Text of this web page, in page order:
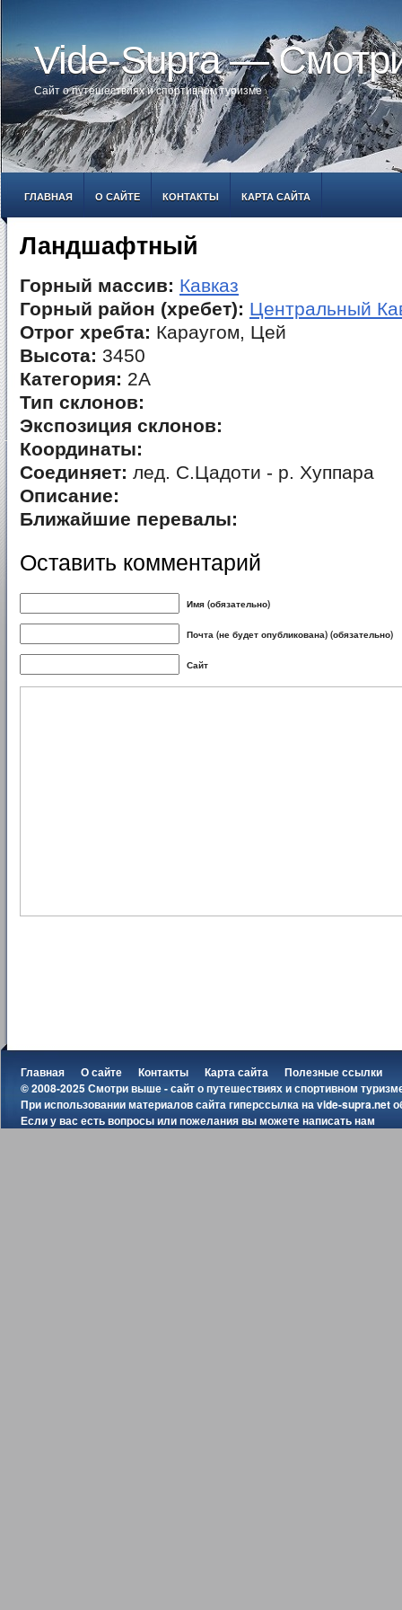
Vide-Supra —
Сайт о путешествиях и спортивном туризме
ГЛАВНАЯ О САЙТЕ КОНТАКТЫ КАРТА САЙТА
Ландшафтный
Горный массив: Кавказ
Горный район (хребет): Центральный
Отрог хребта: Караугом, Цей
Высота: 3450
Категория: 2А
Тип склонов:
Экспозиция склонов:
Координаты:
Соединяет: лед. С.Цадоти - р. Хуппара
Описание:
Ближайшие перевалы:
Оставить комментарий
Имя (обязательно)
Почта (не будет опубликована) (обязательно)
Сайт
Главная О сайте Контакты Карта сайта
Полезные ссылки
© 2008-2025 Смотри выше - сайт о путешествиях и спортивном
При использовании материалов сайта гиперссылка наvide-supra.net
Если у вас есть вопросы или пожелания вы можетенаписать нам